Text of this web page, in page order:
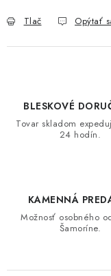
Tlač Opýtať
BLESKOVÉ
Tovar skladom
24 hodín.
KAMENNÁ
Možnosť osobného
Šamoríne.